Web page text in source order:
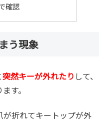
確認
う現象
突然キーが外れたり して、
す。
折れてキートップが外